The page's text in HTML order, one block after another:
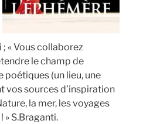
; « Vous collaborez
le champ de
poétiques (un lieu, une
vos sources d’inspiration
la mer, les voyages
» S.Braganti.